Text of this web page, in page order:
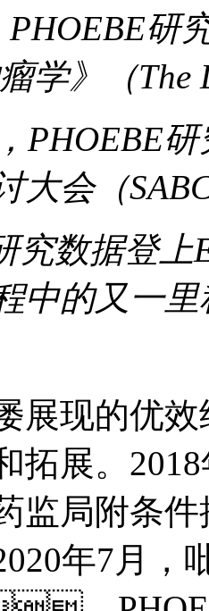
，PHOEBE
瘤学》（
，
大会（
数据登上
中的又一
现的优效
展。2018
局附条件
年7月